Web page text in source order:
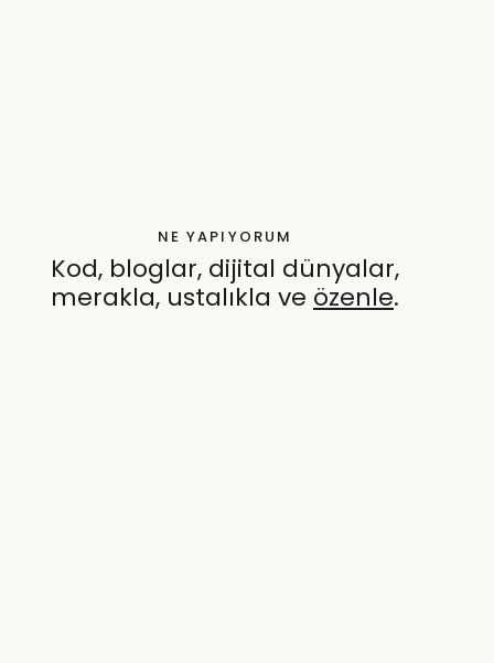
NE YAPIYORUM
Kod, bloglar, dijital dünyalar,
merakla, ustalıkla ve özenle.